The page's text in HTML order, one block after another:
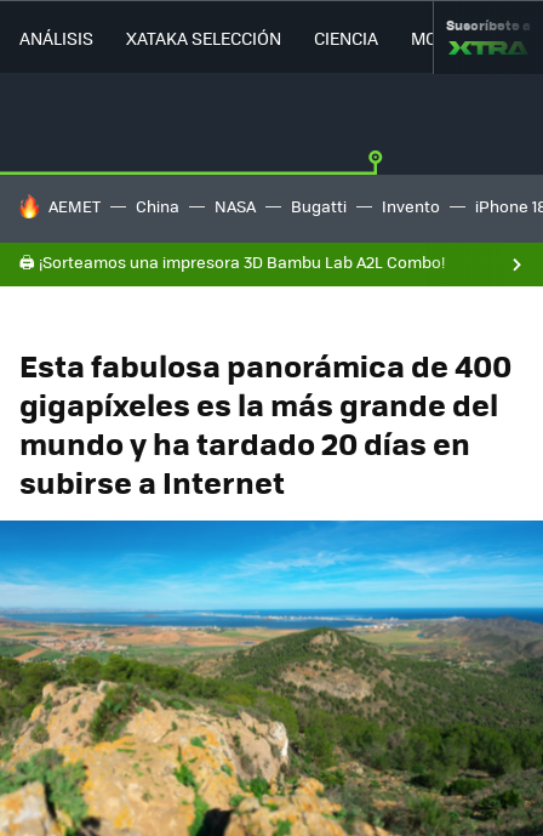
ANÁLISIS XATAKA SELECCIÓN CIENCIA MOVILIDAD
Suscríbete a
HOY SE HABLA DE
AEMET China NASA Bugatti Invento iPhone
🖨️ ¡Sorteamos una impresora 3D Bambu Lab A2L Combo!
Esta fabulosa panorámica de 400
gigapíxeles es la más grande del
mundo y ha tardado 20 días en
subirse a Internet